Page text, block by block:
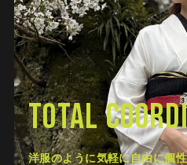
Total
洋服のように気軽に自由に個